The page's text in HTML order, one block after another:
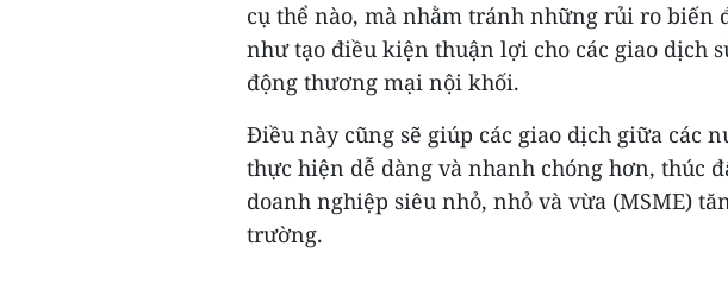
cụ thể nào, mà nhằm tránh những rủi ro biến
như tạo điều kiện thuận lợi cho các giao dịch
động thương mại nội khối.
Điều này cũng sẽ giúp các giao dịch giữa các
thực hiện dễ dàng và nhanh chóng hơn, thúc
doanh nghiệp siêu nhỏ, nhỏ và vừa (MSME)
trường.